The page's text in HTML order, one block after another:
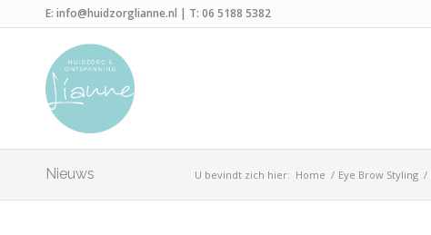
E: info@huidzorglianne.nl | T: 06 5188 5382
Nieuws U bevindt zich hier: Home / Eye Brow Styling /